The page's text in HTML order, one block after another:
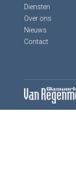
Diensten
Over ons
Nieuws
Contact